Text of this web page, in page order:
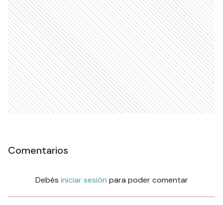
Comentarios
Debés iniciar sesión para poder comentar